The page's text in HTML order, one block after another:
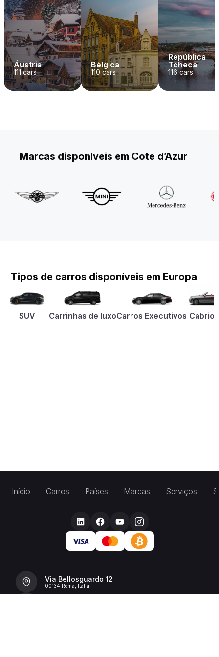
Áustria
111cars
Bélgica
110 cars
República
Tcheca
116cars
Marcas disponíveis em Cote d’Azur
Tipos de carros disponíveis em Europa
SUV Carrinhas de luxoCarros Executivos
Início Carros Países Marcas Serviços
Via Bellosguardo 12
00134 Roma, Italia